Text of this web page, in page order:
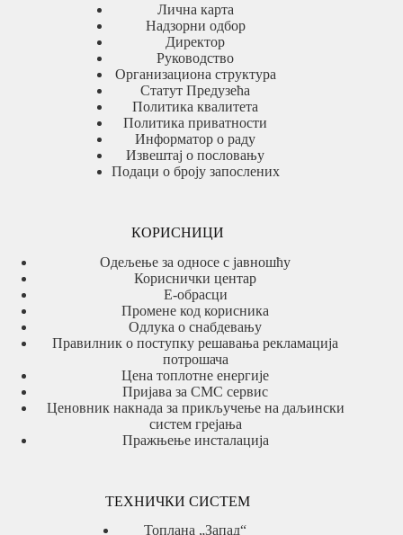
Лична карта
Надзорни одбор
Директор
Руководство
Организациона структура
Статут Предузећа
Политика квалитета
Политика приватности
Информатор о раду
Извештај о пословању
Подаци о броју запослених
КОРИСНИЦИ
Одељење за односе с јавношћу
Кориснички центар
Е-обрасци
Промене код корисника
Одлука о снабдевању
Правилник о поступку решавања рекламација
потрошача
Цена топлотне енергије
Пријава за СМС сервис
Ценовник накнада за прикључење на даљински
систем грејања
Пражњење инсталација
ТЕХНИЧКИ СИСТЕМ
Топлана „Запад“